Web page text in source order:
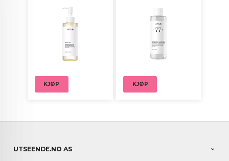
KJØP KJØP
UTSEENDE.NO AS